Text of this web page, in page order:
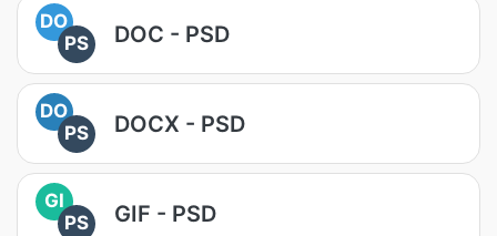
DO
PS
DOC - PSD
DO
PS
DOCX - PSD
GI
PS
GIF - PSD